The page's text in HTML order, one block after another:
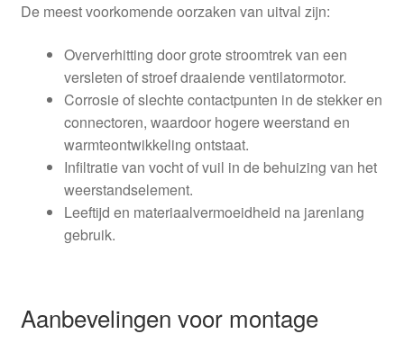
De meest voorkomende oorzaken van uitval zijn:
Oververhitting door grote stroomtrek van een
versleten of stroef draaiende ventilatormotor.
Corrosie of slechte contactpunten in de stekker en
connectoren, waardoor hogere weerstand en
warmteontwikkeling ontstaat.
Infiltratie van vocht of vuil in de behuizing van het
weerstandselement.
Leeftijd en materiaalvermoeidheid na jarenlang
gebruik.
Aanbevelingen voor montage